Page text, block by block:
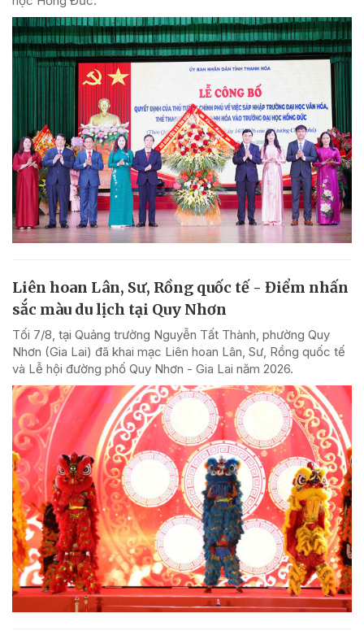
Liên hoan Lân, Sư, Rồng quốc tế - Điểm nhấn
sắc màu du lịch tại Quy Nhơn
Tối 7/8, tại Quảng trường Nguyễn Tất Thành, phường Quy
Nhơn (Gia Lai) đã khai mạc Liên hoan Lân, Sư, Rồng quốc tế
và Lễ hội đường phố Quy Nhơn - Gia Lai năm 2026.